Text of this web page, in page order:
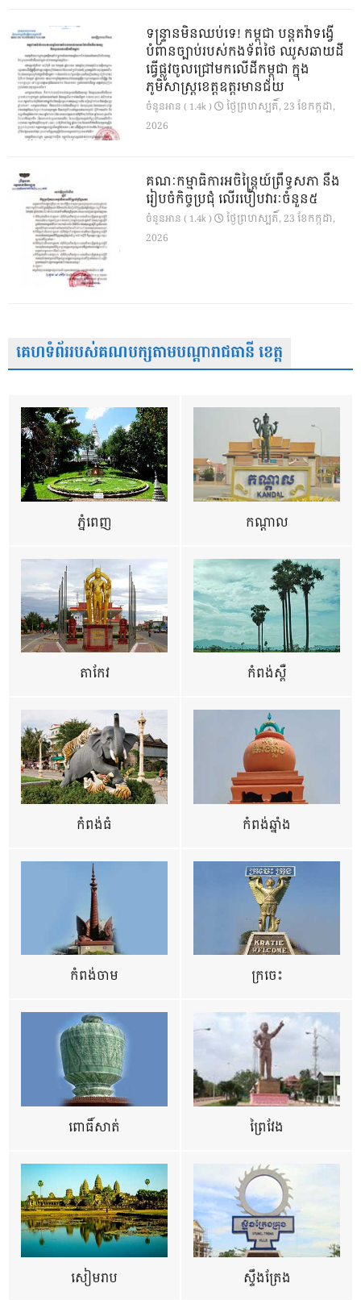
ទន្ទ្រានមិនឈប់ទេ! កម្ពុជា បន្តតវ៉ាទង្វើ
បំពានច្បាប់របស់កងទ័ពថៃ ឈូសឆាយដី
ធ្វើផ្លូវចូលជ្រៅមកលើដីកម្ពុជា ក្នុង
ភូមិសាស្ត្រខេត្តឧត្តរមានជ័យ
ចំនួនអាន ( 1.4k )
ថ្ងៃ​ព្រហស្បតិ៍, 23 ខែ​កក្កដា,
2026
គណៈកម្មាធិការអចិន្ត្រៃយ៍ព្រឹទ្ធសភា នឹង
រៀបចំកិច្ចប្រជុំ លើរបៀបវារៈចំនួន៥
ចំនួនអាន ( 1.4k )
ថ្ងៃ​ព្រហស្បតិ៍, 23 ខែ​កក្កដា,
2026
គេហទំព័ររបស់គណបក្សតាមបណ្តារាជធានី ខេត្ត
ភ្នំពេញ កណ្តាល
តាកែវ កំពង់ស្ពឺ
កំពង់ធំ កំពង់ឆ្នាំង
កំពង់ចាម ក្រចេះ
ពោធិ៍សាត់ ព្រៃវែង
សៀមរាប ស្ទឹងត្រែង